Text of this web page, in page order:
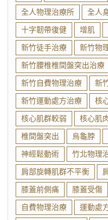
全人物理治療所 全人
十字韌帶復健
增肌
新竹徒手治療
新竹物
新竹腰椎椎間盤突出治療
新竹自費物理治療
新
新竹運動處方治療
核
核心肌群較弱
核心肌
椎間盤突出
烏龜脖
神經鬆動術
竹北物理
肩部旋轉肌群不平衡
膝蓋前側痛
膝蓋受傷
自費物理治療
運動處